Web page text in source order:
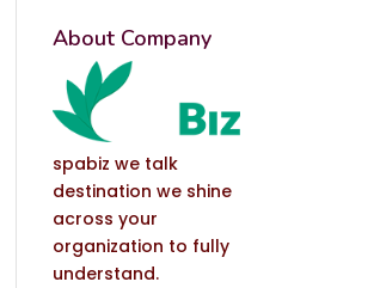
About Company
spabiz we talk
destination we shine
across your
organization to fully
understand.